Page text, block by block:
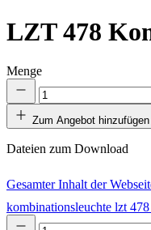
LZT 478
Menge
Zum Angebot hinzufügen
Dateien zum Download
Gesamter Inhalt der
kombinationsleuchte lzt